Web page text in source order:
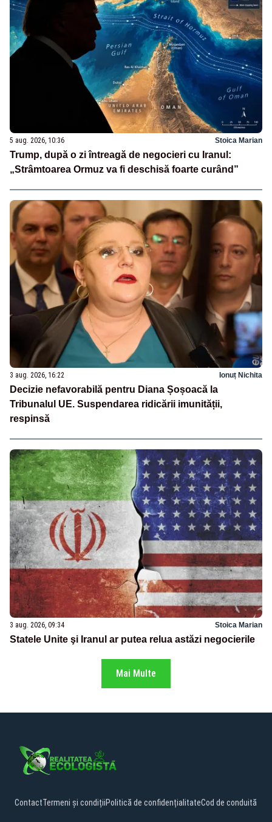
5 aug. 2026, 10:36 Stoica Marian
Trump, după o zi întreagă de negocieri cu Iranul:
„Strâmtoarea Ormuz va fi deschisă foarte curând”
3 aug. 2026, 16:22 Ionuț Nichita
Decizie nefavorabilă pentru Diana Șoșoacă la
Tribunalul UE. Suspendarea ridicării imunității,
respinsă
3 aug. 2026, 09:34 Stoica Marian
Statele Unite şi Iranul ar putea relua astăzi negocierile
Mai Multe
ContactTermeni și condițiiPolitică de confidențialitateCod de conduită